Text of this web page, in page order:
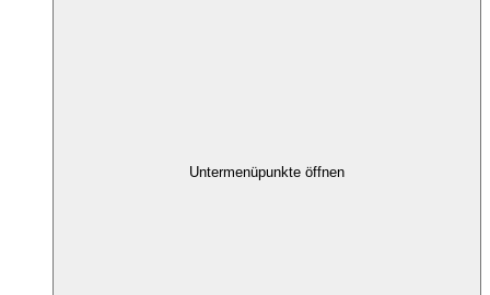
Untermenüpunkte öffnen